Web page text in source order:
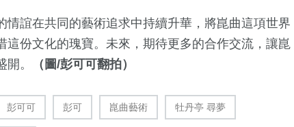
情誼在共同的藝術追求中持續升華，將崑曲這項世界
這份文化的瑰寶。未來，期待更多的合作交流，讓崑
。
（圖/彭可可翻拍）
彭可可 彭可 崑曲藝術 牡丹亭 尋夢